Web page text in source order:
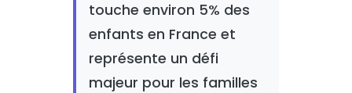
touche environ 5% des
enfants en France et
représente un défi
majeur pour les familles